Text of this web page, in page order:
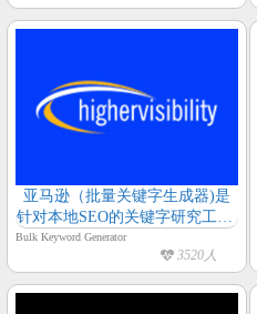
亚马逊（批量关键字生成器)是
针对本地SEO的关键字研究工具,
它可以根据行业类型生成关键
字-Bulk Keyword Generator
Bulk Keyword Generator
3520人